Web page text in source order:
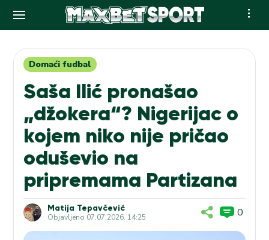
contentDomaći fudbal
Saša Ilić pronašao
„džokera“? Nigerijac o
kojem niko nije pričao
oduševio na
pripremama Partizana
Matija Tepavčević
Objavljeno 07.07.2026. 14:25 0